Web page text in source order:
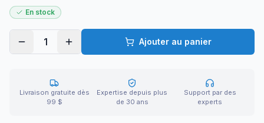
En stock
1 Ajouter au panier
Livraison gratuite dès
99 $
Expertise depuis plus
de 30 ans
Support par des
experts